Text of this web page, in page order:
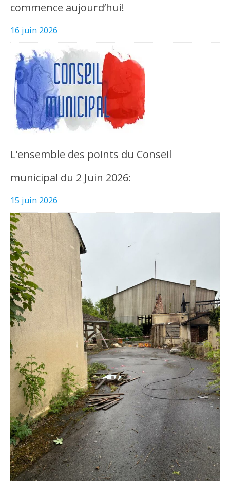
commence aujourd’hui!
16 juin 2026
L’ensemble des points du Conseil
municipal du 2 Juin 2026:
15 juin 2026